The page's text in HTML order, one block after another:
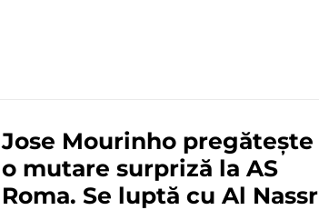
Jose Mourinho pregătește
o mutare surpriză la AS
Roma. Se luptă cu Al Nassr